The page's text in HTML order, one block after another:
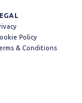
Policy
& Conditions